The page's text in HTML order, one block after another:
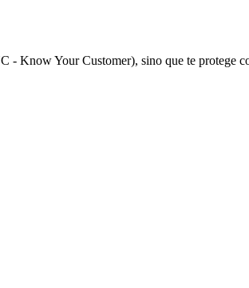
- Know Your Customer), sino que te protege